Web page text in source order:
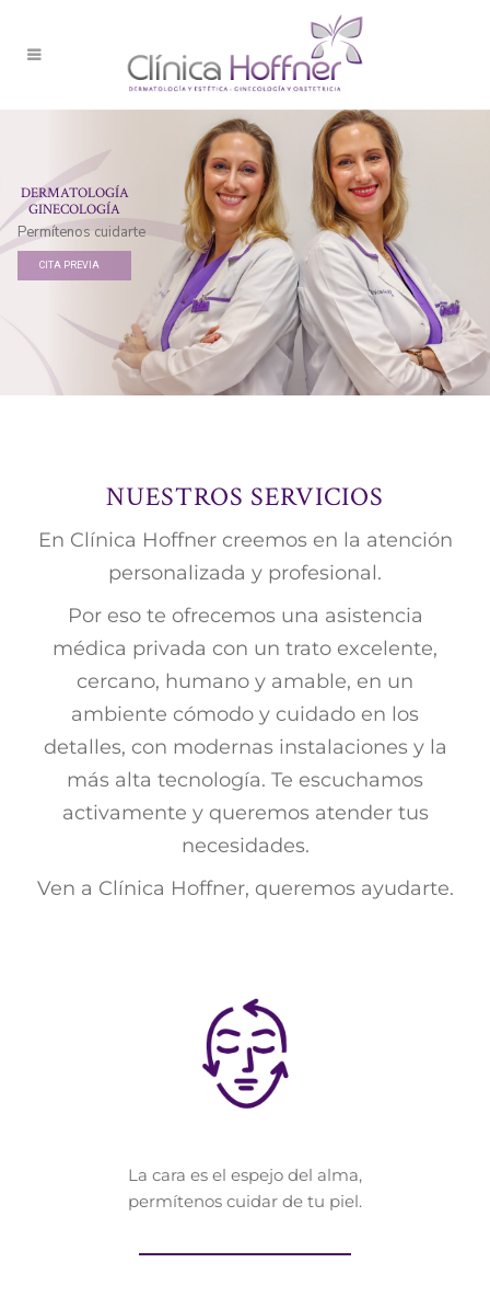
DERMATOLOGÍA
GINECOLOGÍA
CITA PREVIA
Permítenos cuidarte
NUESTROS SERVICIOS
En Clínica Hoffner creemos en la atención
personalizada y profesional.
Por eso te ofrecemos una asistencia
médica privada con un trato excelente,
cercano, humano y amable, en un
ambiente cómodo y cuidado en los
detalles, con modernas instalaciones y la
más alta tecnología. Te escuchamos
activamente y queremos atender tus
necesidades.
Ven a Clínica Hoffner, queremos ayudarte.
La cara es el espejo del alma,
permítenos cuidar de tu piel.